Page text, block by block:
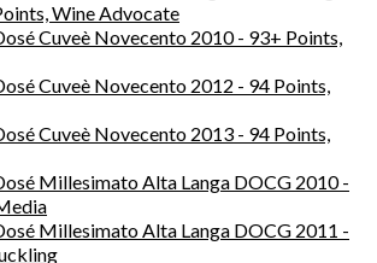
Wine Advocate
Cuveè Novecento 2010 - 93+ Points,
Cuveè Novecento 2012 - 94 Points,
Cuveè Novecento 2013 - 94 Points,
Millesimato Alta Langa DOCG 2010 -
Millesimato Alta Langa DOCG 2011 -